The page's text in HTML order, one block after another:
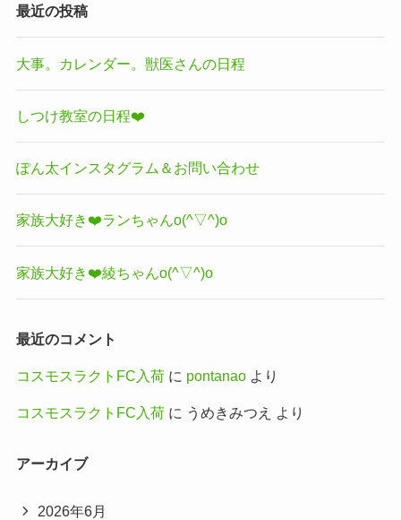
最近の投稿
大事。カレンダー。獣医さんの日程
しつけ教室の日程❤️
ぽん太インスタグラム＆お問い合わせ
家族大好き❤️ランちゃんo(^▽^)o
家族大好き❤️綾ちゃんo(^▽^)o
最近のコメント
コスモスラクトFC入荷に pontanaoより
コスモスラクトFC入荷に うめきみつえ より
アーカイブ
2026年6月